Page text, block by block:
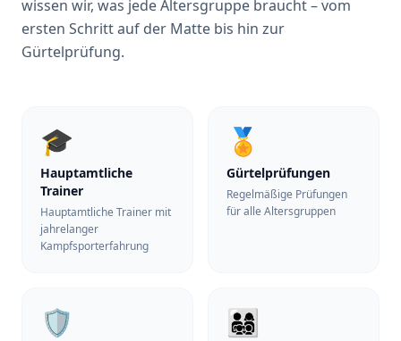
wissen wir, was jede Altersgruppe braucht – vom
ersten Schritt auf der Matte bis hin zur
Gürtelprüfung.
🎓
Hauptamtliche
Trainer
Hauptamtliche Trainer mit
jahrelanger
Kampfsporterfahrung
🏅
Gürtelprüfungen
Regelmäßige Prüfungen
für alle Altersgruppen
🛡️ 👨‍👩‍👧‍👦